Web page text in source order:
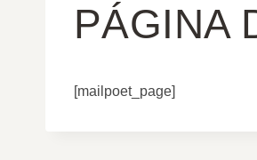
PÁGINA
[mailpoet_page]